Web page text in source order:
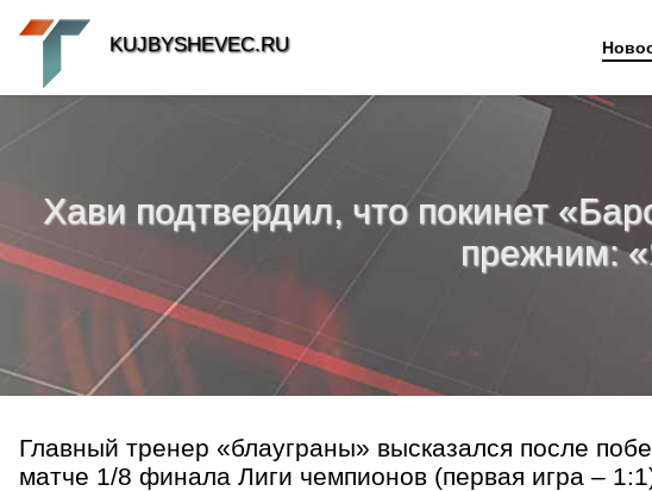
Хави подтвердил, что покинет
прежним:
Главный тренер «блауграны» высказался после
матче 1/8 финала Лиги чемпионов (первая игра –
KUJBYSHEVEC.RU